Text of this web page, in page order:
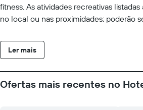
fitness. As atividades recreativas
no local ou nas proximidades; poderão
Ler mais
Ofertas mais recentes no